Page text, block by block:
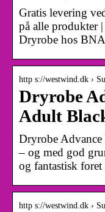
Gratis levering
på alle produkter
Dryrobe hos
http s://westwind.dk ›
Dryrobe
Adult
Dryrobe Advance
– og med god
og fantastisk
http s://westwind.dk ›